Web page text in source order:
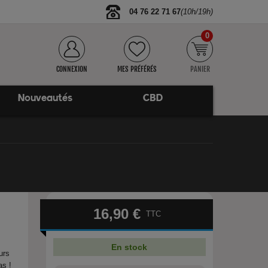
04 76 22 71 67(10h/19h)
CONNEXION MES PRÉFÉRÉS PANIER
0
Nouveautés CBD
!
16,90 € TTC
En stock